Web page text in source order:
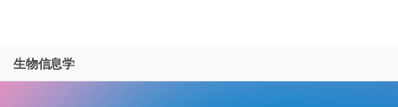
解决方案
生物信息学查看更多相关内容。选择您感兴趣的领域: